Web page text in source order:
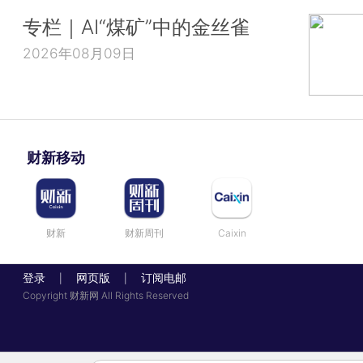
专栏｜AI“煤矿”中的金丝雀
2026年08月09日
财新移动
财新 财新周刊 Caixin
登录 网页版 订阅电邮
Copyright 财新网 All Rights Reserved